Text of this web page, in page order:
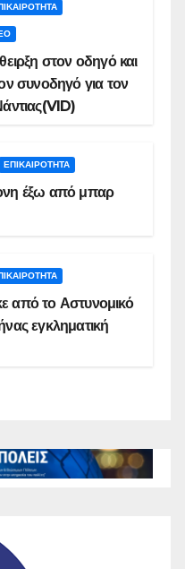
στον οδηγό και
συνοδηγό για τον
ΕΠΙΚΑΙΡΟΤΗΤΑ
έξω από μπαρ
από το Αστυνομικό
εγκληματική